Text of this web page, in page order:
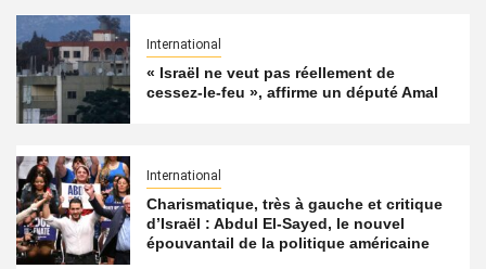
International
« Israël ne veut pas réellement de
cessez-le-feu », affirme un député Amal
International
Charismatique, très à gauche et critique
d’Israël : Abdul El-Sayed, le nouvel
épouvantail de la politique américaine